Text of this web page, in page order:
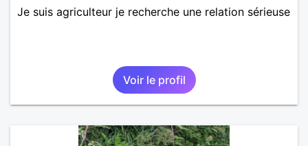
Je suis agriculteur je recherche une relation sérieuse
Voir le profil